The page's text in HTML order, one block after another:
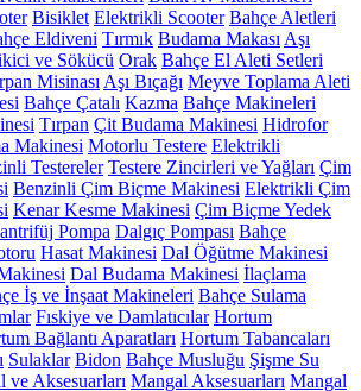
Bisiklet Elektrikli Scooter Bahçe Aletleri
Eldiveni Tırmık Budama Makası Aşı
ve Sökücü Orak Bahçe El Aleti Setleri
Misinası Aşı Bıçağı Meyve Toplama Aleti
Bahçe Çatalı Kazma Bahçe Makineleri
Tırpan Çit Budama Makinesi Hidrofor
Makinesi Motorlu Testere Elektrikli
Testereler Testere Zincirleri ve Yağları Çim
Benzinli Çim Biçme Makinesi Elektrikli Çim
Kenar Kesme Makinesi Çim Biçme Yedek
Pompa Dalgıç Pompası Bahçe
Hasat Makinesi Dal Öğütme Makinesi
Dal Budama Makinesi İlaçlama
İş ve İnşaat Makineleri Bahçe Sulama
Fıskiye ve Damlatıcılar Hortum
Bağlantı Aparatları Hortum Tabancaları
Sulaklar Bidon Bahçe Musluğu Şişme Su
ve Aksesuarları Mangal Aksesuarları Mangal